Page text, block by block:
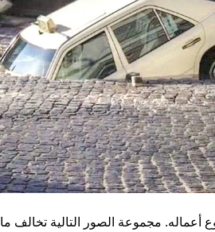
أعماله. مجموعة الصور التالية تخالف ما